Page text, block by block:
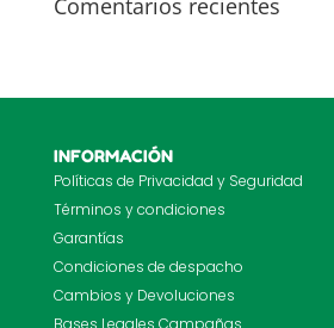
Comentarios recientes
INFORMACIÓN
Políticas de Privacidad y Seguridad
Términos y condiciones
Garantías
Condiciones de despacho
Cambios y Devoluciones
Bases Legales Campañas